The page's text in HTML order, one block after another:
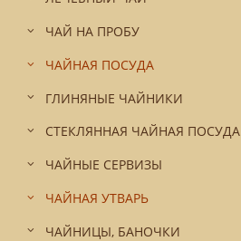
ЧАЙ НА ПРОБУ
ЧАЙНАЯ ПОСУДА
ГЛИНЯНЫЕ ЧАЙНИКИ
СТЕКЛЯННАЯ ЧАЙНАЯ ПОСУДА
ЧАЙНЫЕ СЕРВИЗЫ
ЧАЙНАЯ УТВАРЬ
ЧАЙНИЦЫ, БАНОЧКИ